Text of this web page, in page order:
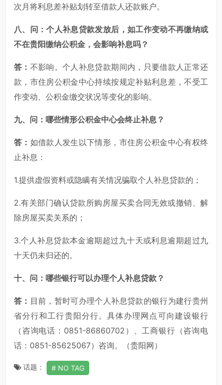
次月将利息差补贴划转至借款人还款账户。
八、问：个人补息贷款发放后，如工作变动不再缴纳或
不在贵阳缴纳公积金，会影响补息吗？
答： 不影响。个人补息贷款期间内，只要借款人正常还
款，市住房公积金中心持续按规定补贴利息差，不受工
作变动、公积金缴交状况等变化的影响。
九、问：哪些情形公积金中心会终止补息？
答： 如借款人发生以下情形，市住房公积金中心有权终
止补息：
1.提供虚假资料或隐瞒有关情况骗取个人补息贷款的；
2.有关部门确认贷款所购房屋买卖合同无效或撤销、解
除房屋买卖关系的；
3.个人补息贷款本金逾期超过九十天或利息逾期超过九
十天仍未归还的。
十、问：哪些银行可以办理个人补息贷款？
答： 目前，暂时可办理个人补息贷款的银行为建行贵州
省分行和工行贵阳分行。具体办理网点可向建设银行
（咨询电话：0851-86860702）、工商银行（咨询电
话：0851-85625067）咨询。（贵阳网）
话题： NO TAG